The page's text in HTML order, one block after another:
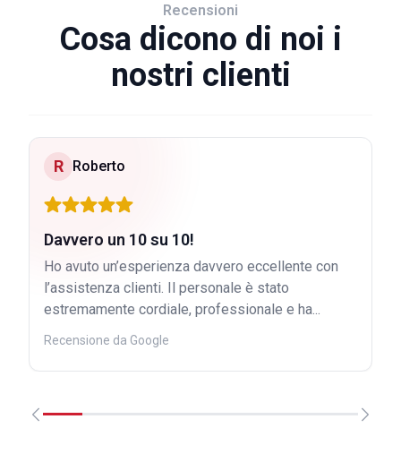
Recensioni
Cosa dicono di noi i
nostri clienti
R Roberto
Davvero un 10 su 10!
Ho avuto un’esperienza davvero eccellente con
l’assistenza clienti. Il personale è stato
estremamente cordiale, professionale e ha...
Recensione da Google